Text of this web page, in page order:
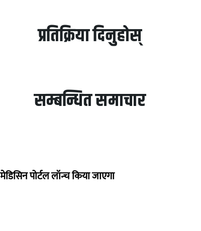
प्रतिक्रिया दिनुहोस्
सम्बन्धित समाचार
पोर्टल लॉन्च किया जाएगा